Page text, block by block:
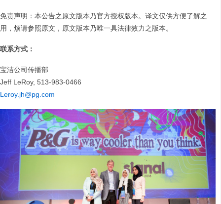
免责声明：本公告之原文版本乃官方授权版本。译文仅供方便了解之
用，烦请参照原文，原文版本乃唯一具法律效力之版本。
联系方式：
宝洁公司传播部
Jeff LeRoy, 513-983-0466
Leroy.jh@pg.com